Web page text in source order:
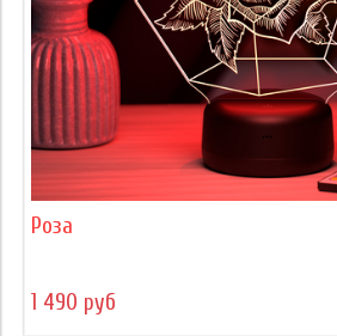
Роза
1 490 руб